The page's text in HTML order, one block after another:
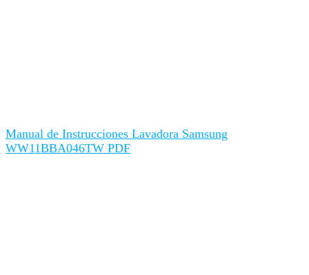
Manual de Instrucciones Lavadora Samsung
WW11BBA046TW PDF